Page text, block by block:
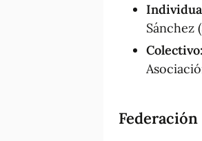
Sánchez
Colectivo: